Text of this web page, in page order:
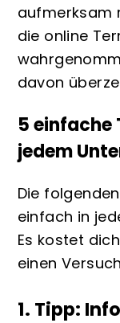
aufmerksam
die online
davon
5 einfache
jedem
Die
einfach in
Es kostet
einen
1. Tipp: